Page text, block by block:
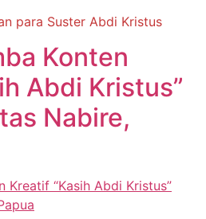
para Suster Abdi Kristus
Konten
Abdi Kristus”
Nabire,